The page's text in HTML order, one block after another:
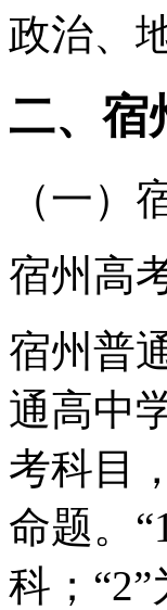
政治、
二、宿
（一）
宿州高
宿州普
通高中
考科目
命题。
科；